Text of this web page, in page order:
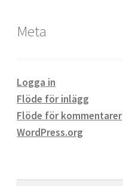
Meta
Logga in
Flöde för inlägg
Flöde för kommentarer
WordPress.org